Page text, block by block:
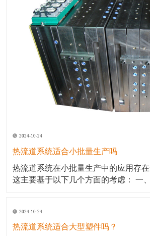
2024-10-24
热流道系统适合小批量生产吗
热流道系统在小批量生产中的应用存在
这主要基于以下几个方面的考虑： 一
说，这种高额的设备投资可能不太划算
流道系统的维护和操作也需要更多的技
2024-10-24
热流道系统适合大型塑件吗？